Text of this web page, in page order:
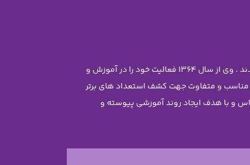
موسس مجموعه سرکار خانم معصومه جاویدی تحصیلات خود را در رشته مهندسی شیمی با رتبه ممتاز علمی در دانشگاه تهران به پایان رساندند . وی از سال 1364 فعالیت خود را در آموزش و
مناسب و متفاوت جهت کشف استعداد های برتر
نرجس را تاسیس نمود . بر این اساس و با هدف ایجاد روند آموزشی پیوسته و